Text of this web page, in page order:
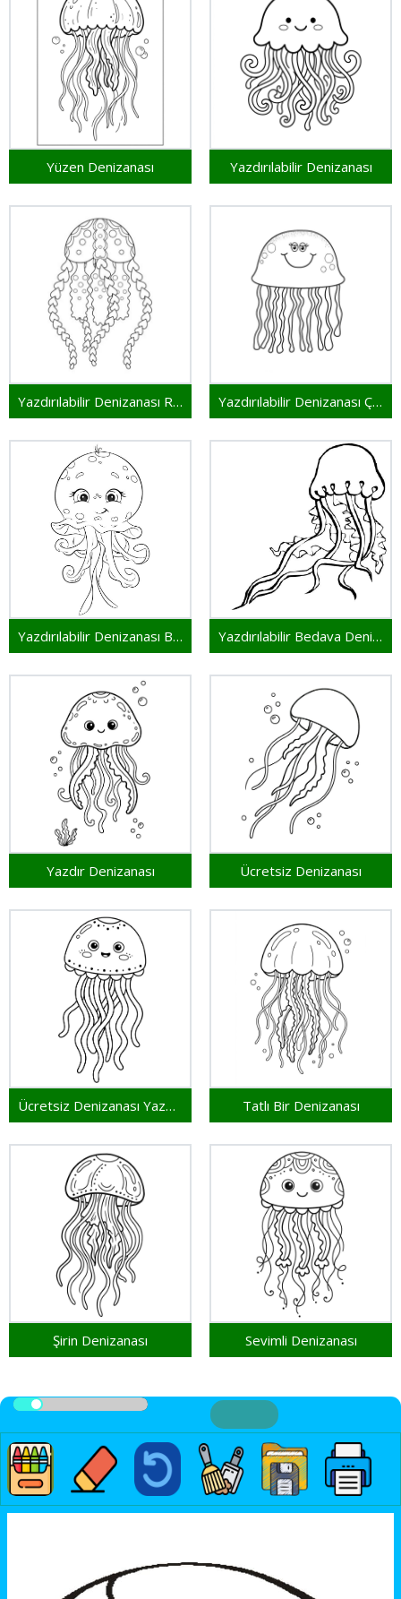
Yüzen Denizanası Yazdırılabilir Denizanası
Yazdırılabilir Denizanası Resim Yazdırılabilir Denizanası Çocuklar İçin
Yazdırılabilir Denizanası Bedava Yazdırılabilir Bedava Denizanası
Yazdır Denizanası Ücretsiz Denizanası
Ücretsiz Denizanası Yazdırılabilir Tatlı Bir Denizanası
Şirin Denizanası Sevimli Denizanası